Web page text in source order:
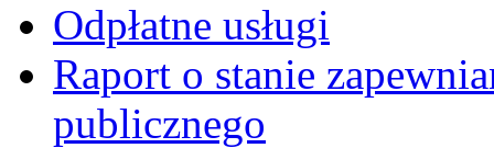
Odpłatne usługi
Raport o stanie
publicznego